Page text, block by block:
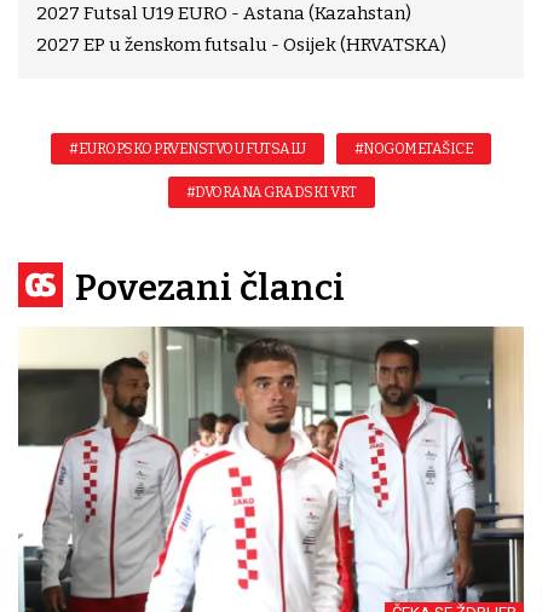
2027 Futsal U19 EURO - Astana (Kazahstan)
2027 EP u ženskom futsalu - Osijek (HRVATSKA)
#EUROPSKO PRVENSTVO U FUTSALU #NOGOMETAŠICE
#DVORANA GRADSKI VRT
Povezani članci